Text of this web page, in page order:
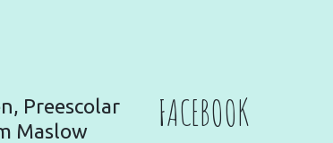
Preescolar
Maslow
FACEBOOK